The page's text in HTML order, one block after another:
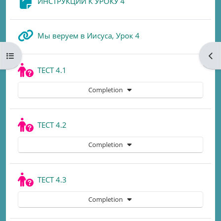
Open course index
Мы веруем в Иисуса, Урок 4URL
ТЕСТ 4.1
Completion
ТЕСТ 4.2
Completion
ТЕСТ 4.3
Completion